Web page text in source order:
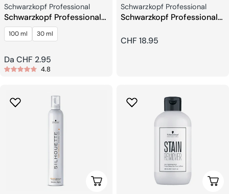
Venditore:
Schwarzkopf Professional
Schwarzkopf Professional
BC Bonacure Repair
Rescue Estremità Sigillate
100 ml 30 ml
Prezzo
regolare
Da CHF 2.95
4.8
Venditore:
Schwarzkopf Professional
Schwarzkopf Professional
Polvere schiarente
Prezzo
CHF 18.95
Scegli Le Opzioni